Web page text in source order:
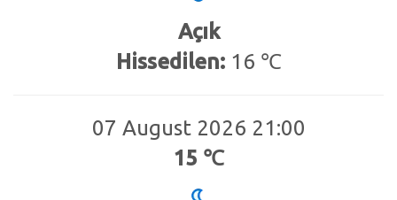
Açık
Hissedilen:16 ℃
07 August 2026 21:00
15 ℃